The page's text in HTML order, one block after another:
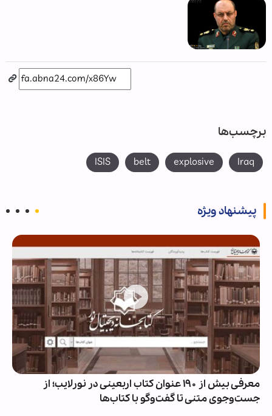
برچسب‌ها
Iraq
explosive
belt
ISIS
پیشنهاد ویژه
معرفی بیش از ۱۹۰ عنوان کتاب اربعینی در نورلایب؛ از
جست‌وجوی متنی تا گفت‌وگو با کتاب‌ها